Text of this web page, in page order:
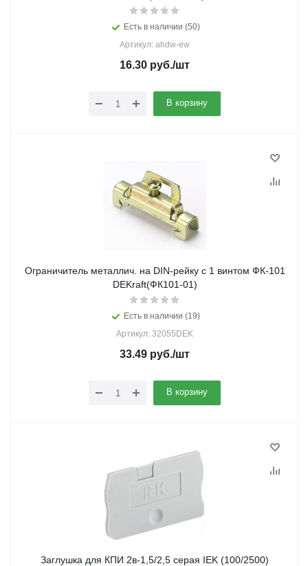
Есть в наличии (50)
Артикул: ahdw-ew
16.30 руб./шт
В корзину
Ограничитель металлич. на DIN-рейку с 1 винтом ФК-101
DEKraft(ФК101-01)
Есть в наличии (19)
Артикул: 32055DEK
33.49 руб./шт
В корзину
Заглушка для КПИ 2в-1,5/2,5 серая IEK (100/2500)